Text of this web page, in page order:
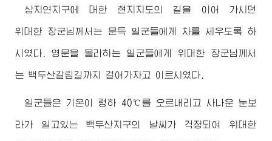
삼지연지구에 대한 현지지도의 길을 이어 가시던
위대한 장군님께서 는 문득 일군들에게 차를 세우도록 하
시였다. 영문을 몰라하는 일군들에게위대한 장군님께서
는 백두산갈림길까지 걸어가자고 이르시였다.
일군들은 기온이 령하 40℃를 오르내리고 사나운 눈보
라가 일고있는 백두산지구의 날씨가 걱정되여 위대한